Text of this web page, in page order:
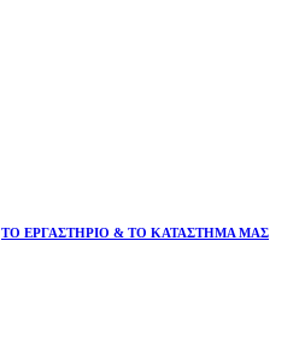
ΤΟ ΕΡΓΑΣΤΗΡΙΟ & ΤΟ ΚΑΤΑΣΤΗΜΑ ΜΑΣ